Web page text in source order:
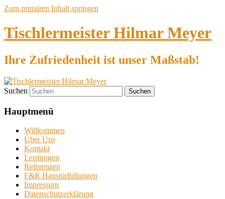
Zum primären Inhalt springen
Tischlermeister Hilmar Meyer
Ihre Zufriedenheit ist unser Maßstab!
Suchen
Hauptmenü
Willkommen
Über Uns
Kontakt
Leistungen
Referenzen
F&R Haustürfüllungen
Impressum
Datenschutzerklärung